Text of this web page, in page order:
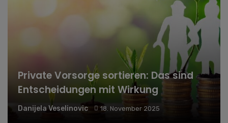
Private Vorsorge sortieren: Das sind
Entscheidungen mit Wirkung
Danijela Veselinovic 18. November 2025